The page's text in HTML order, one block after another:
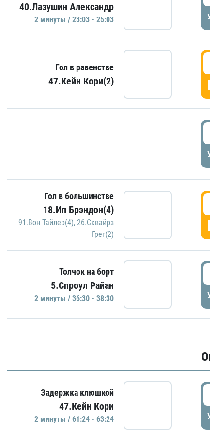
40.Лазушин Александр
2 минуты / 23:03 - 25:03
Гол в равенстве
47.Кейн Кори(2)
Гол в большинстве
18.Ип Брэндон(4)
91.Вон Тайлер(4), 26.Сквайрз
Грег(2)
Толчок на борт
5.Спроул Райан
2 минуты / 36:30 - 38:30
Задержка клюшкой
47.Кейн Кори
2 минуты / 61:24 - 63:24